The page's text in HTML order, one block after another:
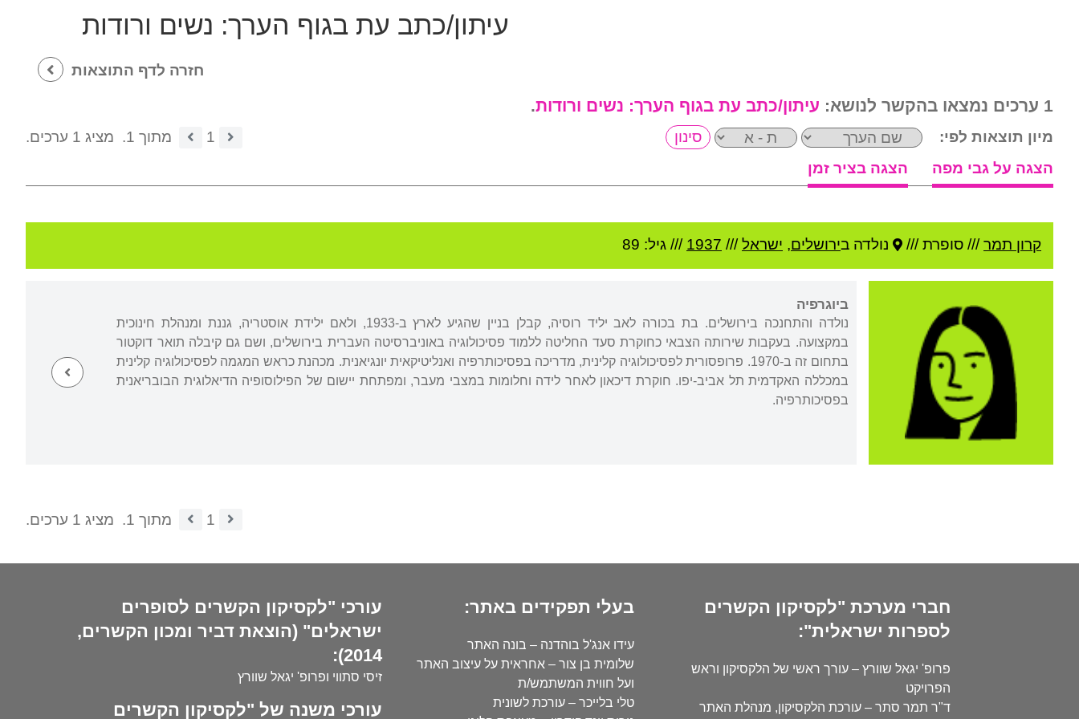
עיתון/כתב עת בגוף הערך: נשים ורודות
חזרה לדף התוצאות
1 ערכים נמצאו בהקשר לנושא: עיתון/כתב עת בגוף הערך: נשים ורודות.
מיון תוצאות לפי: 1 מתוך 1.
מציג 1 ערכים.
הצגה על גבי מפה
הצגה בציר זמן
קרון תמר/// סופרת /// נולדה בירושלים, ישראל///
1937 /// גיל: 89
ביוגרפיה
נולדה והתחנכה בירושלים. בת בכורה לאב יליד רוסיה, קבלן בניין שהגיע לארץ ב-1933, ולאם ילידת אוסטריה, גננת ומנהלת חינוכית
במקצועה. בעקבות שירותה הצבאי כחוקרת סעד החליטה ללמוד פסיכולוגיה באוניברסיטה העברית בירושלים, ושם גם קיבלה תואר דוקטור
בתחום זה ב-1970. פרופסורית לפסיכולוגיה קלינית, מדריכה בפסיכותרפיה ואנליטיקאית יונגיאנית. מכהנת כראש המגמה לפסיכולוגיה קלינית
במכללה האקדמית תל אביב-יפו. חוקרת דיכאון לאחר לידה וחלומות במצבי מעבר, ומפתחת יישום של הפילוסופיה הדיאלוגית הבובריאנית
בפסיכותרפיה.
1 מתוך 1. מציג 1 ערכים.
חברי מערכת "לקסיקון הקשרים
לספרות ישראלית":
פרופ' יגאל שוורץ – עורך ראשי של הלקסיקון וראש
הפרויקט
ד"ר תמר סתר – עורכת הלקסיקון, מנהלת האתר
בעלי תפקידים באתר:
עידו אנג'ל בוהדנה – בונה האתר
שלומית בן צור – אחראית על עיצוב האתר
ועל חווית המשתמש/ת
טלי בלייכר – עורכת לשונית
עורכי "לקסיקון הקשרים לסופרים
ישראלים" (הוצאת דביר ומכון הקשרים,
2014):
זיסי סתווי ופרופ' יגאל שוורץ
עורכי משנה של "לקסיקון הקשרים